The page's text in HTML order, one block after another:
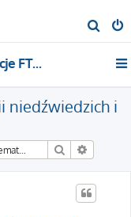
z
a
Opcje FTW!
niedźwiedzich i
Szukaj